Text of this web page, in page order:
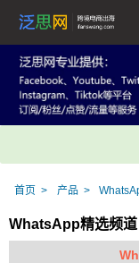
首页 产品
WhatsApp精选频